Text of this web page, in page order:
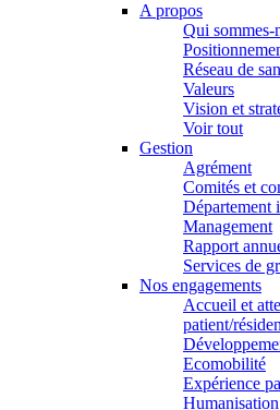
A propos
Qui sommes-
Réseau de
Valeurs
Vision et
Voir tout
Gestion
Agrément
Comités et
Département
Management
Rapport
Services de
Nos engagements
Accueil et
patient/
Ecomobilité
Expérience